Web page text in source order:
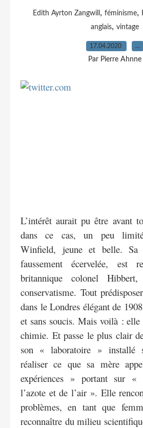
Edith Ayrton Zangwill , féminisme,
anglais, vintage
17.04.2020 …
Par Pierre Ahnne
L’intérêt aurait pu être avant
dans ce cas, un peu
Winfield, jeune et belle. Sa
faussement écervelée, est
britannique colonel
conservatisme. Tout
dans le Londres élégant de
et sans soucis. Mais voilà :
chimie. Et passe le plus clair
son « laboratoire » installé
réaliser ce que sa mère
expériences » portant sur «
l’azote et de l’air ». Elle
problèmes, en tant que
reconnaître du milieu